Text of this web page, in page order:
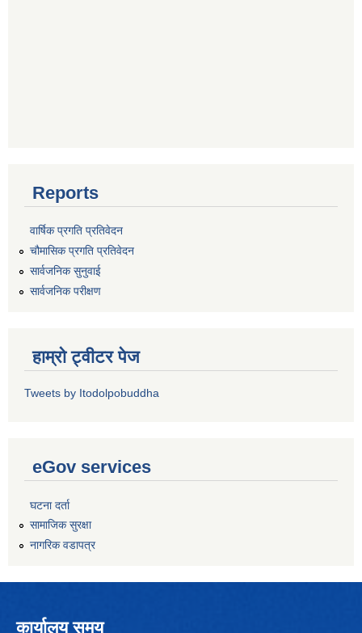
Reports
वार्षिक प्रगति प्रतिवेदन
चौमासिक प्रगति प्रतिवेदन
सार्वजनिक सुनुवाई
सार्वजनिक परीक्षण
हाम्रो ट्वीटर पेज
Tweets by Itodolpobuddha
eGov services
घटना दर्ता
सामाजिक सुरक्षा
नागरिक वडापत्र
कार्यालय समय